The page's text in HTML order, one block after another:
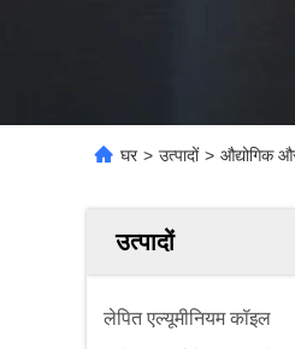
घर > उत्पादों > औद्योगिक
उत्पादों
लेपित एल्यूमीनियम कॉइल